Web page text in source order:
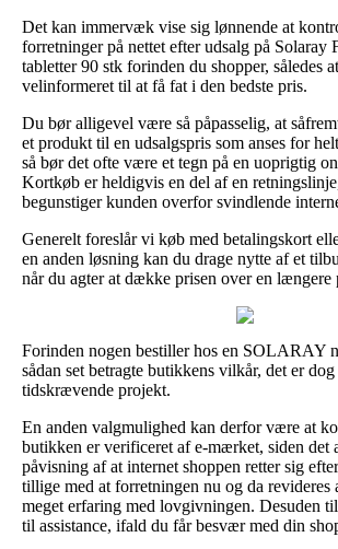
Det kan immervæk vise sig lønnende at
forretninger på nettet efter udsalg på Solaray
tabletter 90 stk forinden du shopper, således
velinformeret til at få fat i den bedste pris.
Du bør alligevel være så påpasselig, at
et produkt til en udsalgspris som anses for
så bør det ofte være et tegn på en uoprigtig
Kortkøb er heldigvis en del af en
begunstiger kunden overfor svindlende
Generelt foreslår vi køb med betalingskort
en anden løsning kan du drage nytte af et
når du agter at dække prisen over en længere
Forinden nogen bestiller hos en SOLARAY
sådan set betragte butikkens vilkår, det er
tidskrævende projekt.
En anden valgmulighed kan derfor være at
butikken er verificeret af e-mærket, siden det
påvisning af at internet shoppen retter sig
tillige med at forretningen nu og da revideres
meget erfaring med lovgivningen. Desuden
til assistance, ifald du får besvær med din